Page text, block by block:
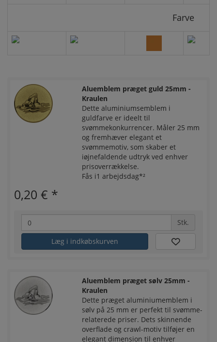
Farve
Aluemblem præget guld 25mm -
Kraulen
Dette aluminiumsemblem i
guldfarve er ideelt til
svømmekonkurrencer. Måler 25 mm
og fremhæver elegant et
svømmemotiv, som skaber et
iøjnefaldende udtryk ved enhver
prisoverrækkelse.
Fås i1 arbejdsdag*²
0,20 € *
Stk.
Læg i indkøbskurven
Aluemblem præget sølv 25mm -
Kraulen
Dette præget aluminiumemblem i
sølv på 25 mm er perfekt til svømme-
relaterede priser. Dets skinnende
overflade og crawl-motiv tilføjer en
elegant dimension til enhver